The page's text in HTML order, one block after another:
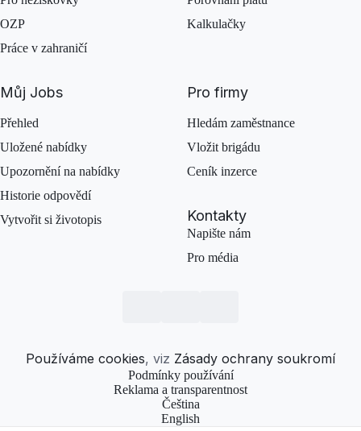
OZP
Práce v zahraničí
Kalkulačky
Můj Jobs
Přehled
Uložené nabídky
Upozornění na nabídky
Historie odpovědí
Vytvořit si životopis
Pro firmy
Hledám zaměstnance
Vložit brigádu
Ceník inzerce
Kontakty
Napište nám
Pro média
Používáme cookies, viz Zásady ochrany soukromí
Podmínky používání
Reklama a transparentnost
Čeština
English